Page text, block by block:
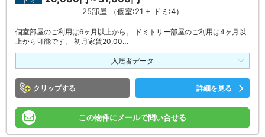
25部屋 （個室:21 + ドミ:4）
個室部屋のご利用は6ヶ月以上から。 ドミトリー部屋のご利用は4ヶ月以
上から可能です。 初月家賃20,00…
入居者データ
クリップ 詳細を見る
この物件にメールで問い合せる